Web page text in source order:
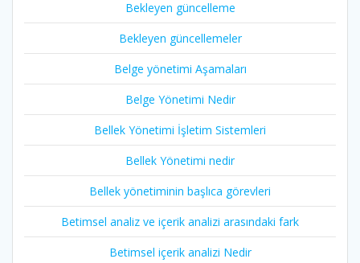
Bekleyen güncelleme
Bekleyen güncellemeler
Belge yönetimi Aşamaları
Belge Yönetimi Nedir
Bellek Yönetimi İşletim Sistemleri
Bellek Yönetimi nedir
Bellek yönetiminin başlıca görevleri
Betimsel analiz ve içerik analizi arasındaki fark
Betimsel içerik analizi Nedir